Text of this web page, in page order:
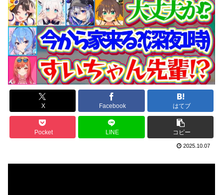
X Facebook はてブ
Pocket LINE コピー
2025.10.07